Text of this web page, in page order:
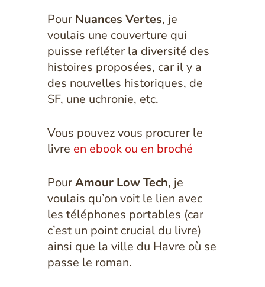
Pour Nuances Vertes, je
voulais une couverture qui
puisse refléter la diversité des
histoires proposées, car il y a
des nouvelles historiques, de
SF, une uchronie, etc.
Vous pouvez vous procurer le
livre en ebook ou en broché
PourAmour Low Tech, je
voulais qu’on voit le lien avec
les téléphones portables (car
c’est un point crucial du livre)
ainsi que la ville du Havre où se
passe le roman.